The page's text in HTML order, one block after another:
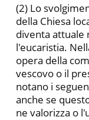
(2) Lo
della Chiesa
diventa attuale
l'eucaristia.
opera della
vescovo o il
notano i
anche se
ne valoriz­za o